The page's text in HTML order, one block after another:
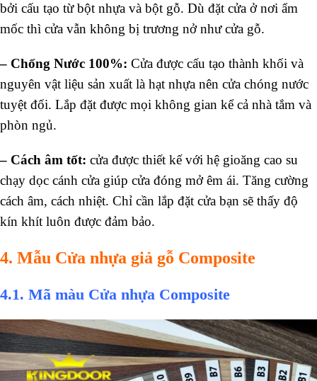
bởi cấu tạo từ bột nhựa và bột gỗ. Dù đặt cửa ở nơi ẩm
mốc thì cửa vẫn không bị trương nở như cửa gỗ.
– Chống Nước 100%: Cửa được cấu tạo thành khối và
nguyên vật liệu sản xuất là hạt nhựa nên cửa chóng nước
tuyệt đối. Lắp đặt được mọi không gian kể cả nhà tắm và
phòn ngủ.
– Cách âm tốt: cửa được thiết kế với hệ gioăng cao su
chạy dọc cánh cửa giúp cửa đóng mở êm ái. Tăng cường
cách âm, cách nhiệt. Chỉ cần lắp đặt cửa bạn sẽ thấy độ
kín khít luôn được đảm bảo.
4. Mẫu Cửa nhựa giả gỗ Composite
4.1. Mã màu Cửa nhựa Composite